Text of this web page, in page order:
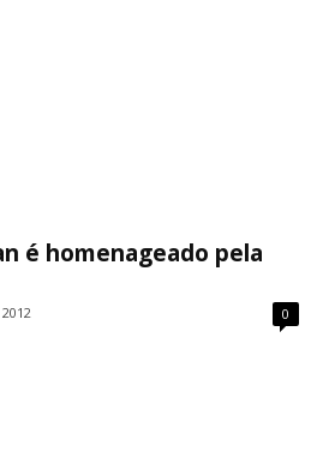
é homenageado pela
0